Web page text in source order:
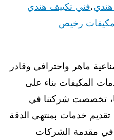
،فني تكييف هندي
رخيص
ماهر واحترافي وقادر
المكيفات بناء على
تخصصت شركتنا في
خدمات بمنتهى الدقة
في مقدمة الشركات